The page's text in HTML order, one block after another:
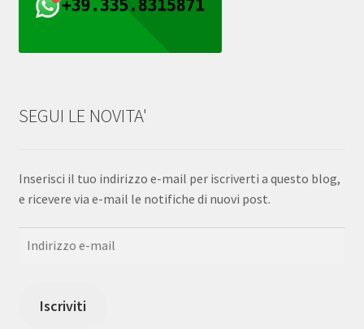
SEGUI LE NOVITA'
Inserisci il tuo indirizzo e-mail per iscriverti a questo blog,
e ricevere via e-mail le notifiche di nuovi post.
Iscriviti